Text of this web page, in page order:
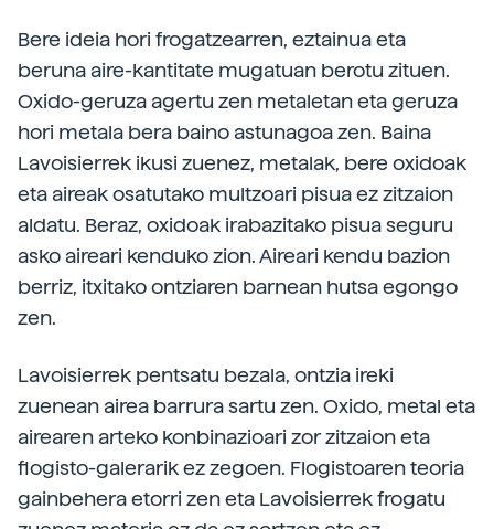
Bere ideia hori frogatzearren, eztainua eta
beruna aire-kantitate mugatuan berotu zituen.
Oxido-geruza agertu zen metaletan eta geruza
hori metala bera baino astunagoa zen. Baina
Lavoisierrek ikusi zuenez, metalak, bere oxidoak
eta aireak osatutako multzoari pisua ez zitzaion
aldatu. Beraz, oxidoak irabazitako pisua seguru
asko aireari kenduko zion. Aireari kendu bazion
berriz, itxitako ontziaren barnean hutsa egongo
zen.
Lavoisierrek pentsatu bezala, ontzia ireki
zuenean airea barrura sartu zen. Oxido, metal eta
airearen arteko konbinazioari zor zitzaion eta
flogisto-galerarik ez zegoen. Flogistoaren teoria
gainbehera etorri zen eta Lavoisierrek frogatu